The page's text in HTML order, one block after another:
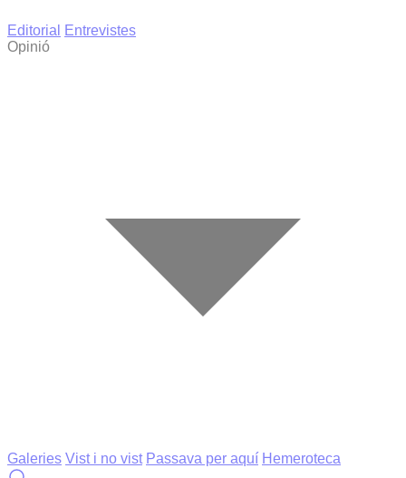
Editorial
Entrevistes
Opinió
Galeries Vist i no vist Passava per aquí Hemeroteca